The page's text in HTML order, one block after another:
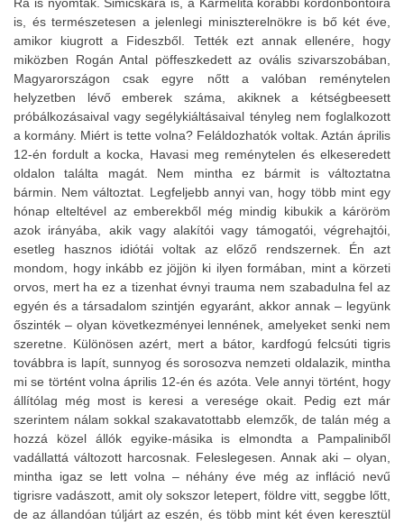
is, és természetesen a jelenlegi miniszterelnökre is bő két éve,
amikor kiugrott a Fideszből. Tették ezt annak ellenére, hogy
miközben Rogán Antal pöffeszkedett az ovális szivarszobában,
Magyarországon csak egyre nőtt a valóban reménytelen
helyzetben lévő emberek száma, akiknek a kétségbeesett
próbálkozásaival vagy segélykiáltásaival tényleg nem foglalkozott
a kormány. Miért is tette volna? Feláldozhatók voltak. Aztán április
12-én fordult a kocka, Havasi meg reménytelen és elkeseredett
oldalon találta magát. Nem mintha ez bármit is változtatna
bármin. Nem változtat. Legfeljebb annyi van, hogy több mint egy
hónap elteltével az emberekből még mindig kibukik a káröröm
azok irányába, akik vagy alakítói vagy támogatói, végrehajtói,
esetleg hasznos idiótái voltak az előző rendszernek. Én azt
mondom, hogy inkább ez jöjjön ki ilyen formában, mint a körzeti
orvos, mert ha ez a tizenhat évnyi trauma nem szabadulna fel az
egyén és a társadalom szintjén egyaránt, akkor annak – legyünk
őszinték – olyan következményei lennének, amelyeket senki nem
szeretne. Különösen azért, mert a bátor, kardfogú felcsúti tigris
továbbra is lapít, sunnyog és sorosozva nemzeti oldalazik, mintha
mi se történt volna április 12-én és azóta. Vele annyi történt, hogy
állítólag még most is keresi a veresége okait. Pedig ezt már
szerintem nálam sokkal szakavatottabb elemzők, de talán még a
hozzá közel állók egyike-másika is elmondta a Pampaliniből
vadállattá változott harcosnak. Feleslegesen. Annak aki – olyan,
mintha igaz se lett volna – néhány éve még az infláció nevű
tigrisre vadászott, amit oly sokszor letepert, földre vitt, seggbe lőtt,
de az állandóan túljárt az eszén, és több mint két éven keresztül